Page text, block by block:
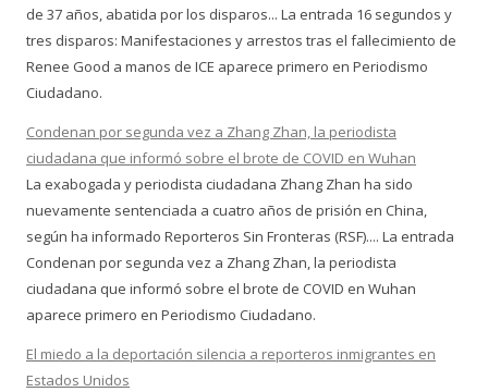
de 37 años, abatida por los disparos... La entrada 16 segundos y
tres disparos: Manifestaciones y arrestos tras el fallecimiento de
Renee Good a manos de ICE aparece primero en Periodismo
Ciudadano.
Condenan por segunda vez a Zhang Zhan, la periodista
ciudadana que informó sobre el brote de COVID en Wuhan
La exabogada y periodista ciudadana Zhang Zhan ha sido
nuevamente sentenciada a cuatro años de prisión en China,
según ha informado Reporteros Sin Fronteras (RSF).... La entrada
Condenan por segunda vez a Zhang Zhan, la periodista
ciudadana que informó sobre el brote de COVID en Wuhan
aparece primero en Periodismo Ciudadano.
El miedo a la deportación silencia a reporteros inmigrantes en
Estados Unidos